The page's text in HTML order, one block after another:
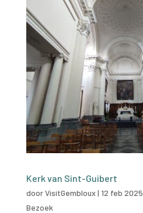
Kerk van Sint-Guibert
doorVisitGembloux| 12 feb 2025
Bezoek